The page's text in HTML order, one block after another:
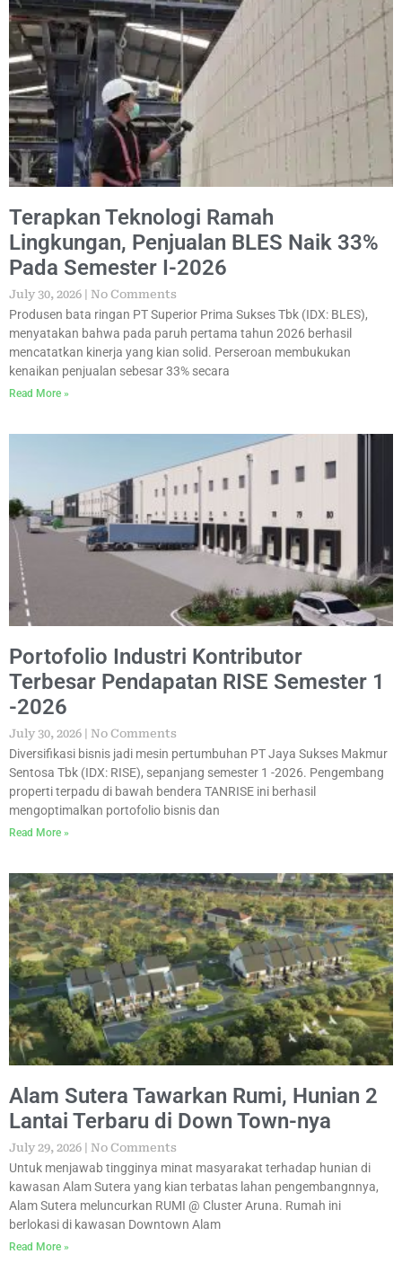
Terapkan Teknologi Ramah
Lingkungan, Penjualan BLES Naik 33%
Pada Semester I-2026
July 30, 2026 No Comments
Produsen bata ringan PT Superior Prima Sukses Tbk (IDX: BLES),
menyatakan bahwa pada paruh pertama tahun 2026 berhasil
mencatatkan kinerja yang kian solid. Perseroan membukukan
kenaikan penjualan sebesar 33% secara
Read More »
Portofolio Industri Kontributor
Terbesar Pendapatan RISE Semester 1
-2026
July 30, 2026 No Comments
Diversifikasi bisnis jadi mesin pertumbuhan PT Jaya Sukses Makmur
Sentosa Tbk (IDX: RISE), sepanjang semester 1 -2026. Pengembang
properti terpadu di bawah bendera TANRISE ini berhasil
mengoptimalkan portofolio bisnis dan
Read More »
Alam Sutera Tawarkan Rumi, Hunian 2
Lantai Terbaru di Down Town-nya
July 29, 2026 No Comments
Untuk menjawab tingginya minat masyarakat terhadap hunian di
kawasan Alam Sutera yang kian terbatas lahan pengembangnnya,
Alam Sutera meluncurkan RUMI @ Cluster Aruna. Rumah ini
berlokasi di kawasan Downtown Alam
Read More »